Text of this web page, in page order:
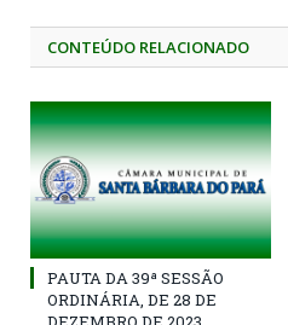
CONTEÚDO RELACIONADO
PAUTA DA 39ª SESSÃO
ORDINÁRIA, DE 28 DE